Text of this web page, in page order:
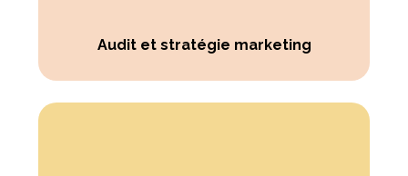
Audit et stratégie marketing